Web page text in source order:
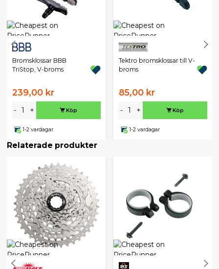
Bromsklossar BBB
TriStop, V-broms
239,00 kr
- + Köp
1-2 vardagar
Tektro bromsklossar till V-
broms
85,00 kr
- + Köp
1-2 vardagar
Relaterade produkter